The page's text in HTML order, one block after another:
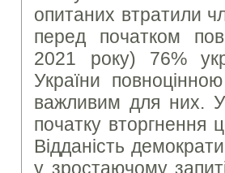
опитаних втратили
перед початком
2021 року) 76%
України
важливим для них. У
початку вторгнення
Відданість
у зростаючому